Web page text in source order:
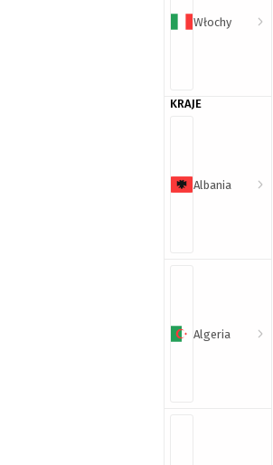
Włochy
KRAJE
Albania
Algeria